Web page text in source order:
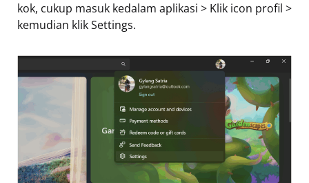
kok, cukup masuk kedalam aplikasi > Klik icon profil >
kemudian klik Settings.